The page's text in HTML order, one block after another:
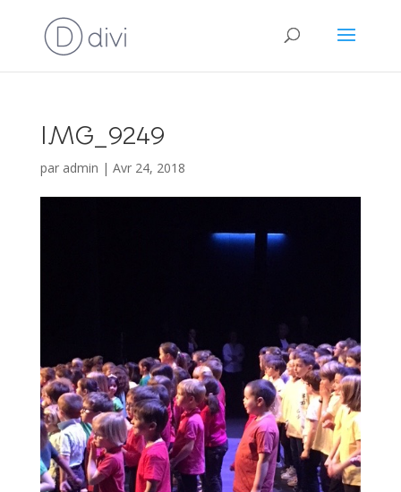
IMG_9249
par admin | Avr 24, 2018